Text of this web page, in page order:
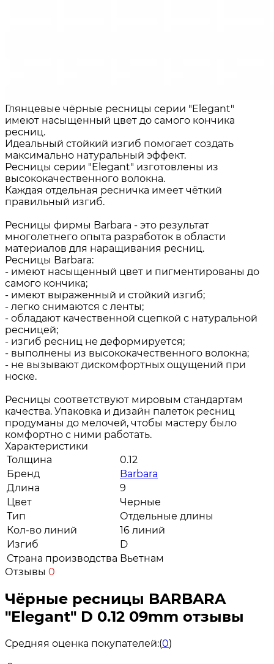
Глянцевые чёрные ресницы серии "Elegant"
имеют насыщенный цвет до самого кончика
ресниц.
Идеальный стойкий изгиб помогает создать
максимально натуральный эффект.
Ресницы серии "Elegant" изготовлены из
высококачественного волокна.
Каждая отдельная ресничка имеет чёткий
правильный изгиб.
Ресницы фирмы Barbara - это результат
многолетнего опыта разработок в области
материалов для наращивания ресниц.
Ресницы Barbara:
- имеют насыщенный цвет и пигментированы до
самого кончика;
- имеют выраженный и стойкий изгиб;
- легко снимаются с ленты;
- обладают качественной сцепкой с натуральной
ресницей;
- изгиб ресниц не деформируется;
- выполнены из высококачественного волокна;
- не вызывают дискомфортных ощущений при
носке.
Ресницы соответствуют мировым стандартам
качества. Упаковка и дизайн палеток ресниц
продуманы до мелочей, чтобы мастеру было
комфортно с ними работать.
Характеристики
Толщина
0.12
Бренд
Barbara
Длина
9
Цвет
Черные
Тип
Отдельные длины
Кол-во линий
16 линий
Изгиб
D
Страна производства Вьетнам
Отзывы 0
Чёрные ресницы BARBARA
"Elegant" D 0.12 09mm отзывы
Средняя оценка покупателей:(0)